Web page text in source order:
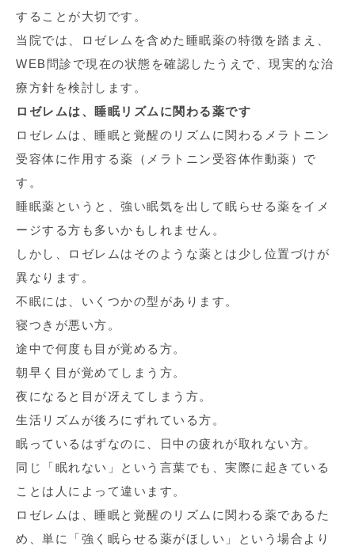
することが大切です。
当院では、ロゼレムを含めた睡眠薬の特徴を踏まえ、
WEB問診で現在の状態を確認したうえで、現実的な治
療方針を検討します。
ロゼレムは、睡眠リズムに関わる薬です
ロゼレムは、睡眠と覚醒のリズムに関わるメラトニン
受容体に作用する薬（メラトニン受容体作動薬）で
す。
睡眠薬というと、強い眠気を出して眠らせる薬をイメ
ージする方も多いかもしれません。
しかし、ロゼレムはそのような薬とは少し位置づけが
異なります。
不眠には、いくつかの型があります。
寝つきが悪い方。
途中で何度も目が覚める方。
朝早く目が覚めてしまう方。
夜になると目が冴えてしまう方。
生活リズムが後ろにずれている方。
眠っているはずなのに、日中の疲れが取れない方。
同じ「眠れない」という言葉でも、実際に起きている
ことは人によって違います。
ロゼレムは、睡眠と覚醒のリズムに関わる薬であるた
め、単に「強く眠らせる薬がほしい」という場合より